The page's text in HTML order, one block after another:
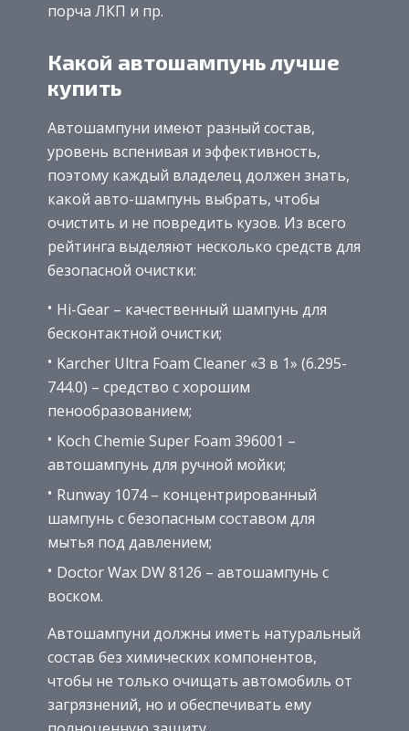
порча ЛКП и пр.
Какой автошампунь лучше
купить
Автошампуни имеют разный состав,
уровень вспенивая и эффективность,
поэтому каждый владелец должен знать,
какой авто-шампунь выбрать, чтобы
очистить и не повредить кузов. Из всего
рейтинга выделяют несколько средств для
безопасной очистки:
Hi-Gear – качественный шампунь для
бесконтактной очистки;
Karcher Ultra Foam Cleaner «3 в 1» (6.295-
744.0) – средство с хорошим
пенообразованием;
Koch Chemie Super Foam 396001 –
автошампунь для ручной мойки;
Runway 1074 – концентрированный
шампунь с безопасным составом для
мытья под давлением;
Doctor Wax DW 8126 – автошампунь с
воском.
Автошампуни должны иметь натуральный
состав без химических компонентов,
чтобы не только очищать автомобиль от
загрязнений, но и обеспечивать ему